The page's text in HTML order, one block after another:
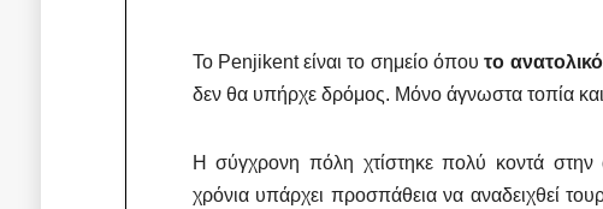
Το Penjikent είναι το σημείο όπουτο
δεν θα υπήρχε δρόμος. Μόνο άγνωστα τοπία
Η σύγχρονη πόλη χτίστηκε πολύ κοντά στην
χρόνια υπάρχει προσπάθεια να αναδειχθεί